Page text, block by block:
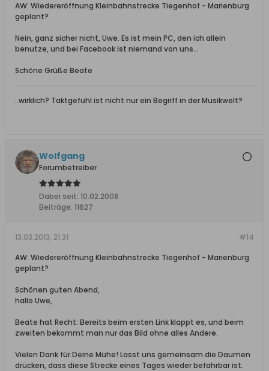
AW: Wiedereröffnung Kleinbahnstrecke Tiegenhof - Marienburg
geplant?
Nein, ganz sicher nicht, Uwe. Es ist mein PC, den ich allein
benutze, und bei Facebook ist niemand von uns...
Schöne Grüße Beate
..wirklich? Taktgefühl ist nicht nur ein Begriff in der Musikwelt?
Wolfgang
Forumbetreiber
Dabei seit: 10.02.2008
Beiträge: 11627
#14
13.03.2013, 21:31
AW: Wiedereröffnung Kleinbahnstrecke Tiegenhof - Marienburg
geplant?
Schönen guten Abend,
hallo Uwe,
Beate hat Recht: Bereits beim ersten Link klappt es, und beim
zweiten bekommt man nur das Bild ohne alles Andere.
Vielen Dank für Deine Mühe! Lasst uns gemeinsam die Daumen
drücken, dass diese Strecke eines Tages wieder befahrbar ist.